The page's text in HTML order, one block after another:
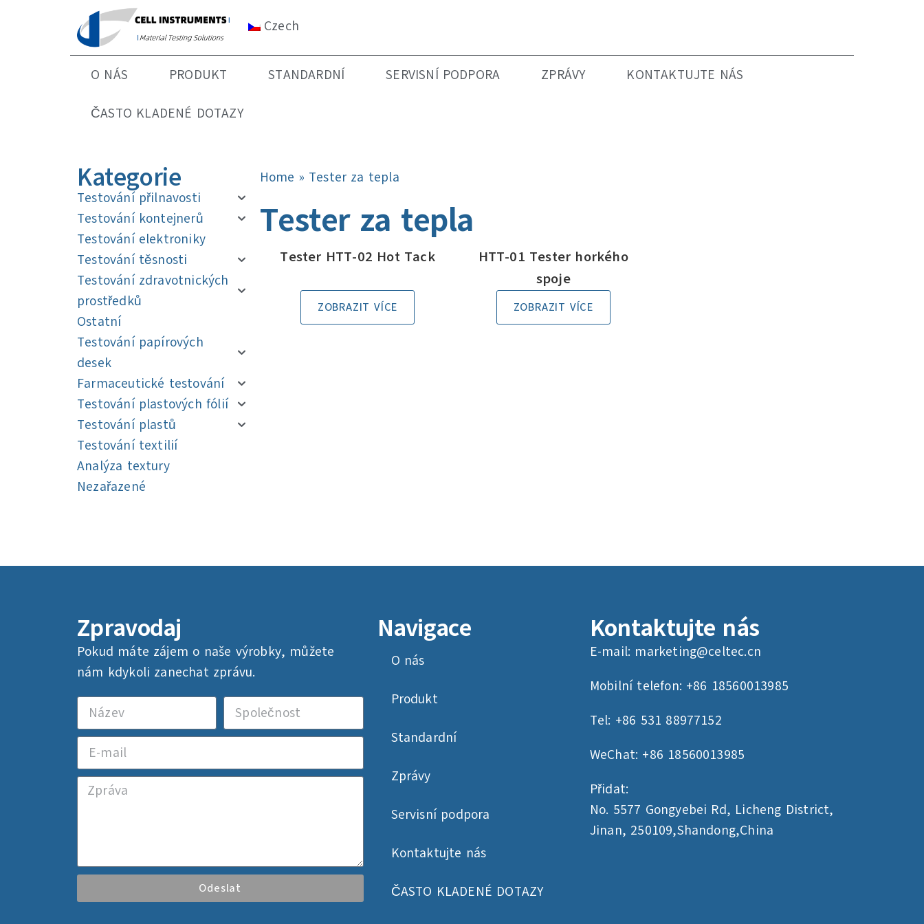
Czech
O NÁS PRODUKT STANDARDNÍ SERVISNÍ PODPORA ZPRÁVY KONTAKTUJTE NÁS
ČASTO KLADENÉ DOTAZY
Kategorie
Testování přilnavosti
Testování kontejnerů
Testování elektroniky
Testování těsnosti
Testování zdravotnických
prostředků
Ostatní
Testování papírových
desek
Farmaceutické testování
Testování plastových fólií
Testování plastů
Testování textilií
Analýza textury
Nezařazené
Home » Tester za tepla
Tester za tepla
Tester HTT-02 Hot Tack
ZOBRAZIT VÍCE
HTT-01 Tester horkého
spoje
ZOBRAZIT VÍCE
Zpravodaj
Pokud máte zájem o naše výrobky, můžete
nám kdykoli zanechat zprávu.
Odeslat
Navigace
O nás
Produkt
Standardní
Zprávy
Servisní podpora
Kontaktujte nás
ČASTO KLADENÉ DOTAZY
Kontaktujte nás
E-mail: marketing@celtec.cn
Mobilní telefon: +86 18560013985
Tel: +86 531 88977152
WeChat: +86 18560013985
Přidat:
No. 5577 Gongyebei Rd, Licheng District,
Jinan, 250109,Shandong,China